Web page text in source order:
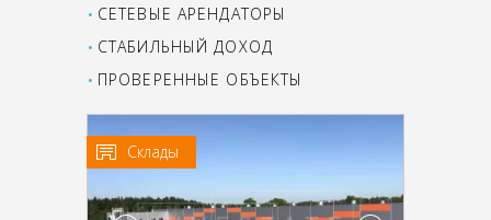
Южный блок
СЕТЕВЫЕ АРЕНДАТОРЫ
СТАБИЛЬНЫЙ ДОХОД
ПРОВЕРЕННЫЕ ОБЪЕКТЫ
Склады